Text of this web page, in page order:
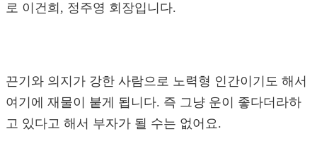
로 이건희, 정주영 회장입니다.
끈기와 의지가 강한 사람으로 노력형 인간이기도 해서
여기에 재물이 붙게 됩니다. 즉 그냥 운이 좋다더라하
고 있다고 해서 부자가 될 수는 없어요.